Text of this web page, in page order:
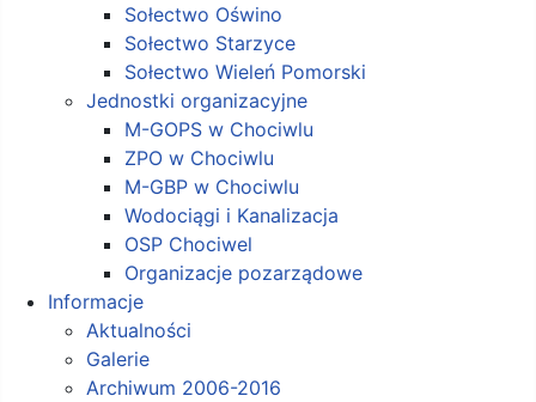
Sołectwo Oświno
Sołectwo Starzyce
Sołectwo Wieleń Pomorski
Jednostki organizacyjne
M-GOPS w Chociwlu
ZPO w Chociwlu
M-GBP w Chociwlu
Wodociągi i Kanalizacja
OSP Chociwel
Organizacje pozarządowe
Informacje
Aktualności
Galerie
Archiwum 2006-2016